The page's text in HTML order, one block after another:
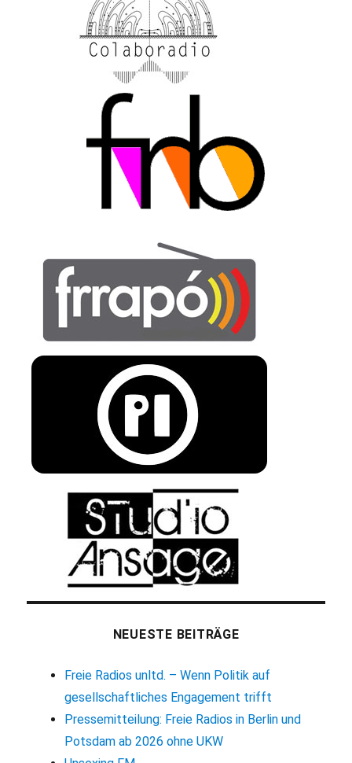
NEUESTE BEITRÄGE
Freie Radios unltd. – Wenn Politik auf
gesellschaftliches Engagement trifft
Pressemitteilung: Freie Radios in Berlin und
Potsdam ab 2026 ohne UKW